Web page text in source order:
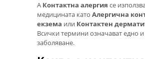
А Контактна алергия се
медицината като Алергична
екзема или Контактен
Всички термини означават едно
заболяване.